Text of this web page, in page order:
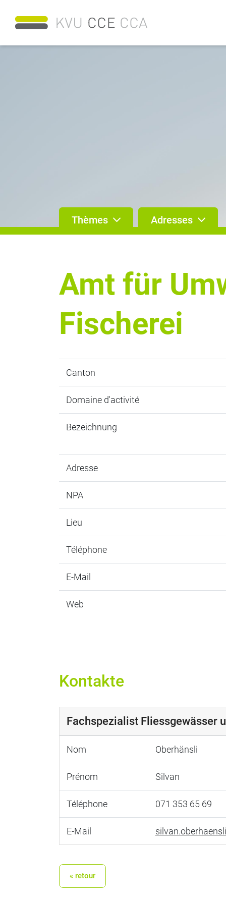
Thèmes Adresses
Amt für
Fischerei
Canton
Domaine d'activité
Bezeichnung
Adresse
NPA
Lieu
Téléphone
E-Mail
Web
Kontakte
Fachspezialist Fliessgewässer
Nom Oberhänsli
Prénom Silvan
Téléphone 071 353 65 69
E-Mail
« retour